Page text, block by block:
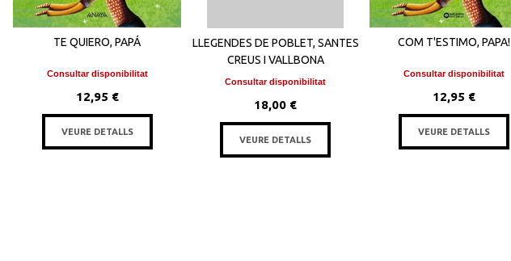
TE QUIERO, PAPÁ
Consultar disponibilitat
12,95 €
VEURE DETALLS
LLEGENDES DE POBLET, SANTES
CREUS I VALLBONA
Consultar disponibilitat
18,00 €
VEURE DETALLS
COM T'ESTIMO, PAPA!
Consultar disponibilitat
12,95 €
VEURE DETALLS